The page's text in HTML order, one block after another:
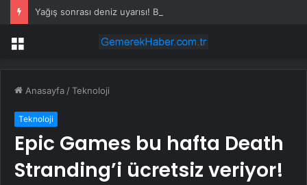
Menü
Anasayfa /Teknoloji
Teknoloji
Epic Games bu hafta Death
Stranding’i ücretsiz veriyor!